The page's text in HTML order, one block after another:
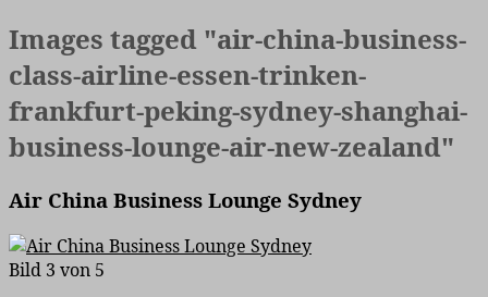
Images tagged "air-china-business-
class-airline-essen-trinken-
frankfurt-peking-sydney-shanghai-
business-lounge-air-new-zealand"
Air China Business Lounge Sydney
Bild 3 von 5